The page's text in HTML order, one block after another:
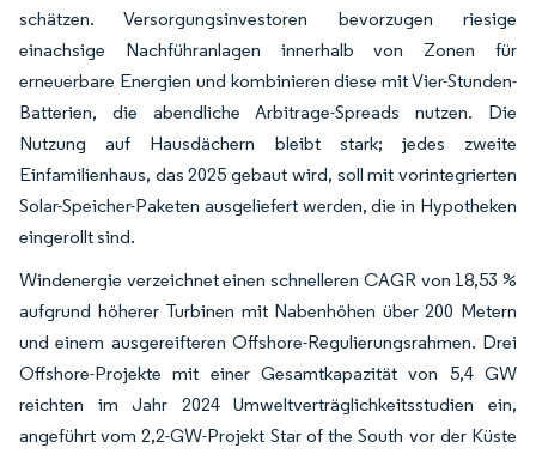
schätzen. Versorgungsinvestoren bevorzugen riesige
einachsige Nachführanlagen innerhalb von Zonen für
erneuerbare Energien und kombinieren diese mit Vier-Stunden-
Batterien, die abendliche Arbitrage-Spreads nutzen. Die
Nutzung auf Hausdächern bleibt stark; jedes zweite
Einfamilienhaus, das 2025 gebaut wird, soll mit vorintegrierten
Solar-Speicher-Paketen ausgeliefert werden, die in Hypotheken
eingerollt sind.
Windenergie verzeichnet einen schnelleren CAGR von 18,53 %
aufgrund höherer Turbinen mit Nabenhöhen über 200 Metern
und einem ausgereifteren Offshore-Regulierungsrahmen. Drei
Offshore-Projekte mit einer Gesamtkapazität von 5,4 GW
reichten im Jahr 2024 Umweltverträglichkeitsstudien ein,
angeführt vom 2,2-GW-Projekt Star of the South vor der Küste